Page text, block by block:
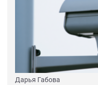
Дарья Габова